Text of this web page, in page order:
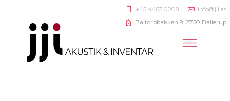
+45 4483 0208
info@jji.as
Baltorpbakken 9, 2750 Ballerup